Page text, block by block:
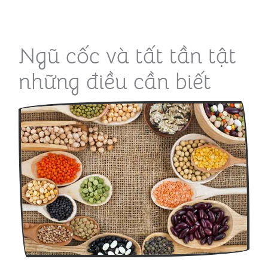
Ngũ cốc và tất tần tật
những điều cần biết